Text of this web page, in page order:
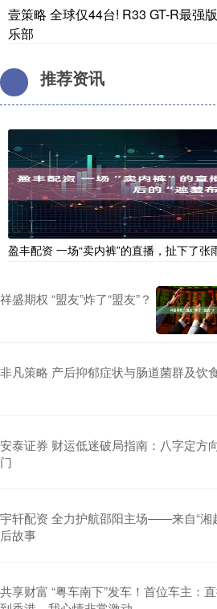
壹策略 全球仅44台! R33 GT-R最强
乐部
推荐资讯
盈丰配资 一场“卖内裤”的直播，扯下了张
祥盛期权 “盟友”炸了“盟友”？
非凡策略 产后抑郁症状与肠道菌群及饮
安泰证券 财运低迷破局指南：八字定方
门
宇轩配资 全力护航邵阳主场——来自“湘
后故事
共享财富 “粤车南下”发车！首位车主：